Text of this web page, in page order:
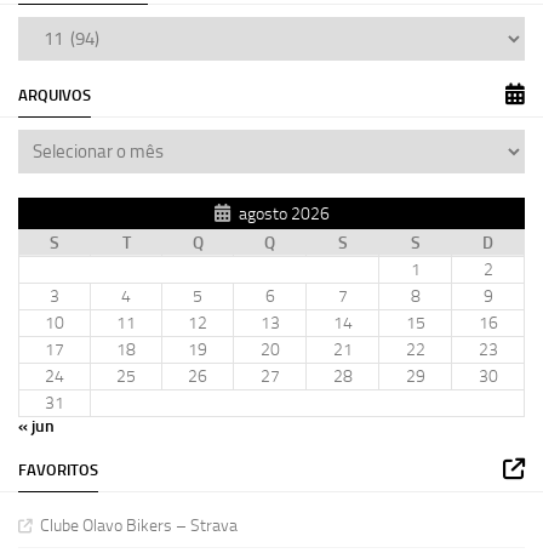
ARQUIVOS
agosto 2026
S
T Q Q S S
D
1
2
3
4 5 6 7 8
9
10
11 12 13 14 15
16
17
18 19 20 21 22
23
24
25 26 27 28 29
30
31
« jun
FAVORITOS
Clube Olavo Bikers – Strava